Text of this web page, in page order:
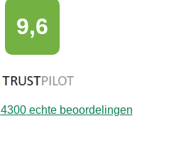
9,6
4300echte beoordelingen